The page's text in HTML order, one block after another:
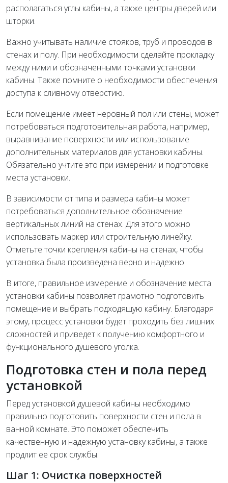
располагаться углы кабины, а также центры дверей или
шторки.
Важно учитывать наличие стояков, труб и проводов в
стенах и полу. При необходимости сделайте прокладку
между ними и обозначенными точками установки
кабины. Также помните о необходимости обеспечения
доступа к сливному отверстию.
Если помещение имеет неровный пол или стены, может
потребоваться подготовительная работа, например,
выравнивание поверхности или использование
дополнительных материалов для установки кабины.
Обязательно учтите это при измерении и подготовке
места установки.
В зависимости от типа и размера кабины может
потребоваться дополнительное обозначение
вертикальных линий на стенах. Для этого можно
использовать маркер или строительную линейку.
Отметьте точки крепления кабины на стенах, чтобы
установка была произведена верно и надежно.
В итоге, правильное измерение и обозначение места
установки кабины позволяет грамотно подготовить
помещение и выбрать подходящую кабину. Благодаря
этому, процесс установки будет проходить без лишних
сложностей и приведет к получению комфортного и
функционального душевого уголка.
Подготовка стен и пола перед
установкой
Перед установкой душевой кабины необходимо
правильно подготовить поверхности стен и пола в
ванной комнате. Это поможет обеспечить
качественную и надежную установку кабины, а также
продлит ее срок службы.
Шаг 1: Очистка поверхностей